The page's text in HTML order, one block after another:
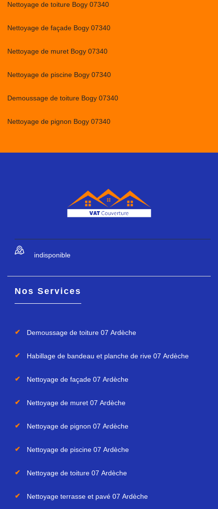
Nettoyage de toiture Bogy 07340
Nettoyage de façade Bogy 07340
Nettoyage de muret Bogy 07340
Nettoyage de piscine Bogy 07340
Demoussage de toiture Bogy 07340
Nettoyage de pignon Bogy 07340
indisponible
Nos Services
Demoussage de toiture 07 Ardèche
Habillage de bandeau et planche de rive 07 Ardèche
Nettoyage de façade 07 Ardèche
Nettoyage de muret 07 Ardèche
Nettoyage de pignon 07 Ardèche
Nettoyage de piscine 07 Ardèche
Nettoyage de toiture 07 Ardèche
Nettoyage terrasse et pavé 07 Ardèche